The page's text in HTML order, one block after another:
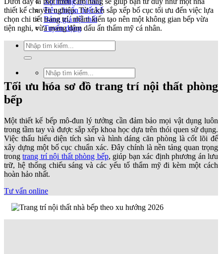
Tiêu chuẩn thiết kế
Bảng giá nội thất
Tuyển dụng
Tìm
kiếm:
Tìm
kiếm:
thiết kế chuyên nghiệp. Từ cách sắp xếp bố cục tối ưu đến việc lựa
chọn chi tiết trang trí, nhằm kiến tạo nên một không gian bếp vừa
tiện nghi, vừa mang đậm dấu ấn thẩm mỹ cá nhân.
Tối ưu hóa sơ đồ trang trí nội thất phòng
bếp
Một thiết kế bếp mô-đun lý tưởng cần đảm bảo mọi vật dụng luôn
trong tầm tay và được sắp xếp khoa học dựa trên thói quen sử dụng.
Việc thấu hiểu diện tích sàn và hình dáng căn phòng là cốt lõi để
xây dựng một bố cục chuẩn xác. Đây chính là nền tảng quan trọng
trongtrang trí nội thất phòng bếp, giúp bạn xác định phương án lưu
trữ, hệ thống chiếu sáng và các yếu tố thẩm mỹ đi kèm một cách
hoàn hảo nhất.
Tư vấn online